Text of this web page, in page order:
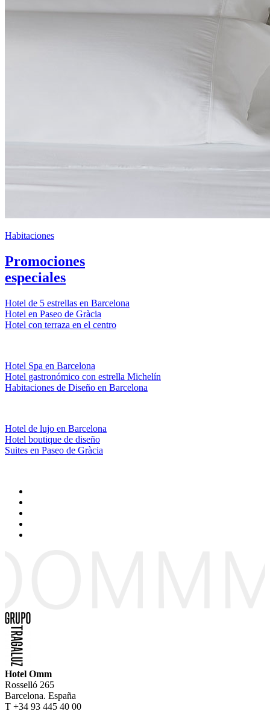
Habitaciones
Promociones
especiales
Hotel de 5 estrellas en Barcelona
Hotel en Paseo de Gràcia
Hotel con terraza en el centro
Hotel Spa en Barcelona
Hotel gastronómico con estrella Michelín
Habitaciones de Diseño en Barcelona
Hotel de lujo en Barcelona
Hotel boutique de diseño
Suites en Paseo de Gràcia
Hotel Omm
Rosselló 265
Barcelona. España
T +34 93 445 40 00